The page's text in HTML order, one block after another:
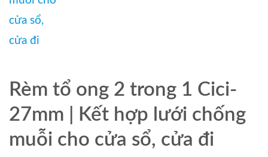
Rèm tổ ong 2 trong 1 Cici-
27mm | Kết hợp lưới chống
muỗi cho cửa sổ, cửa đi